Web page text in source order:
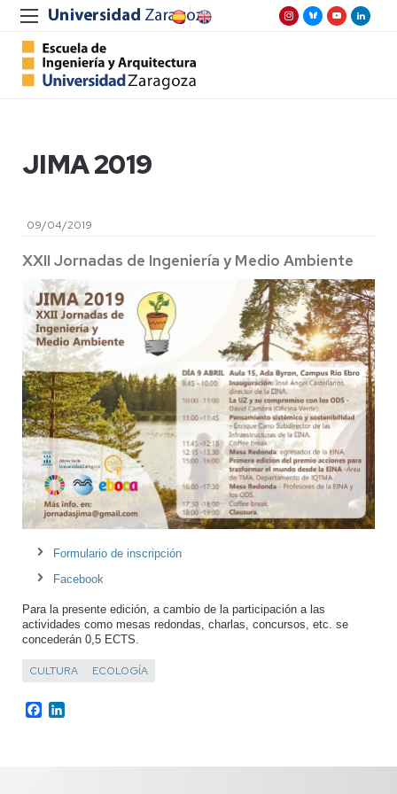
JIMA 2019
09/04/2019
XXII Jornadas de Ingeniería y Medio Ambiente
Formulario de inscripción
Facebook
Para la presente edición, a cambio de la participación a las
actividades como mesas redondas, charlas, concursos, etc. se
concederán 0,5 ECTS.
CULTURA ECOLOGÍA
Facebook